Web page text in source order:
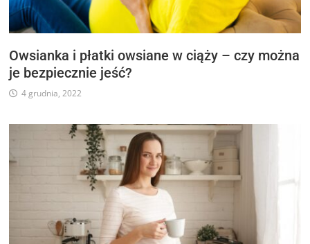
Owsianka i płatki owsiane w ciąży – czy można
je bezpiecznie jeść?
4 grudnia, 2022